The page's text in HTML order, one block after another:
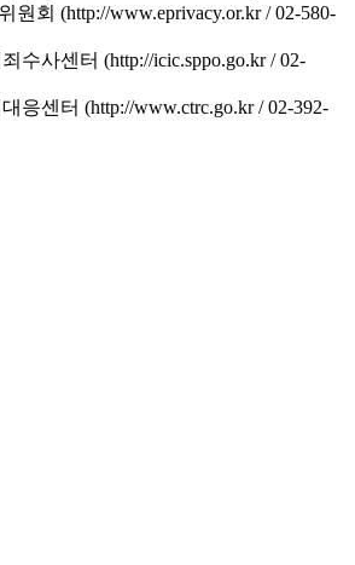
원회 (http://www.eprivacy.or.kr / 02-580-
수사센터 (http://icic.sppo.go.kr / 02-
응센터 (http://www.ctrc.go.kr / 02-392-